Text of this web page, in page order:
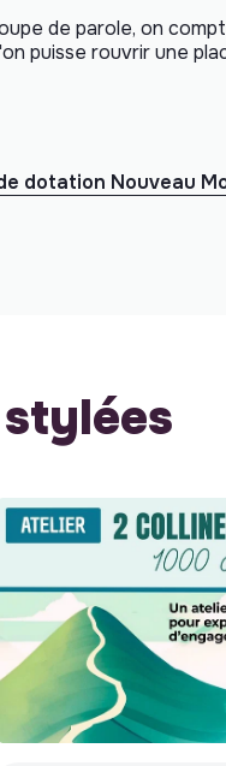
de parole, on
puisse rouvrir une
dotation Nouveau
stylées